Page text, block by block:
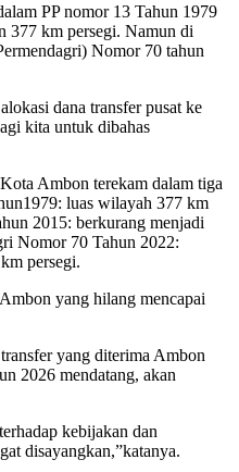
PP nomor 13 Tahun 1979
377 km persegi. Namun di
Nomor 70 tahun
dana transfer pusat ke
kita untuk dibahas
Ambon terekam dalam tiga
luas wilayah 377 km
2015: berkurang menjadi
Nomor 70 Tahun 2022:
persegi.
yang hilang mencapai
yang diterima Ambon
2026 mendatang, akan
kebijakan dan
disayangkan,”katanya.